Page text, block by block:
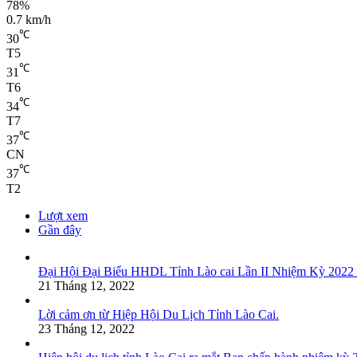
78%
0.7 km/h
30℃
T5
31℃
T6
34℃
T7
37℃
CN
37℃
T2
Lượt xem
Gần đây
Đại Hội Đại Biểu HHDL Tỉnh Lào cai Lần II Nhiệm Kỳ 2022
21 Tháng 12, 2022
Lời cảm ơn từ Hiệp Hội Du Lịch Tỉnh Lào Cai.
23 Tháng 12, 2022